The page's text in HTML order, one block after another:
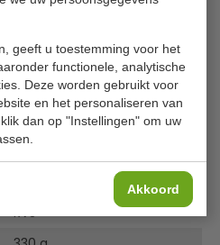
geeft u toestemming voor het
functionele, analytische
Deze worden gebruikt voor
en het personaliseren van
dan op "Instellingen" om uw
Akkoord
als feesten,
De brede opstaande
niet afvalt zodat u snel kunt
Stapelbaar, zodat hij weinig
knoeien
meer
RVS